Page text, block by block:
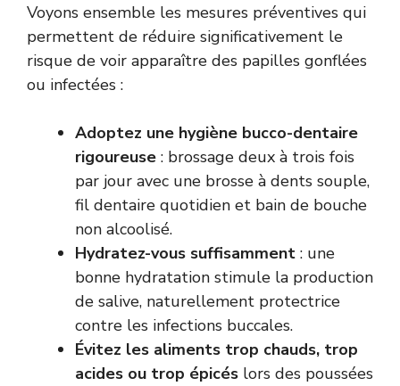
Voyons ensemble les mesures préventives qui
permettent de réduire significativement le
risque de voir apparaître des papilles gonflées
ou infectées :
Adoptez une hygiène bucco-dentaire
rigoureuse : brossage deux à trois fois
par jour avec une brosse à dents souple,
fil dentaire quotidien et bain de bouche
non alcoolisé.
Hydratez-vous suffisamment : une
bonne hydratation stimule la production
de salive, naturellement protectrice
contre les infections buccales.
Évitez les aliments trop chauds, trop
acides ou trop épicés lors des poussées